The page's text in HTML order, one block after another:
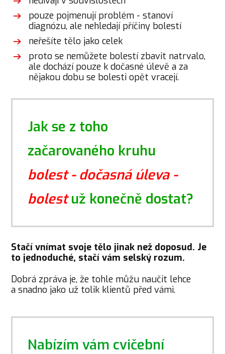
pouze pojmenují problém - stanoví
diagnózu, ale nehledají příčiny bolestí
neřešíte tělo jako celek
proto se nemůžete bolestí zbavit natrvalo,
ale dochází pouze k dočasné úlevě a za
nějakou dobu se bolesti opět vracejí.
Jak se z toho
začarovaného kruhu
bolest - dočasná úleva -
bolest už konečně dostat?
Stačí vnímat svoje tělo jinak než doposud. Je
to jednoduché, stačí vám selský rozum.
Dobrá zpráva je, že tohle můžu naučit lehce
a snadno jako už tolik klientů před vámi.
Nabízím vám cvičební